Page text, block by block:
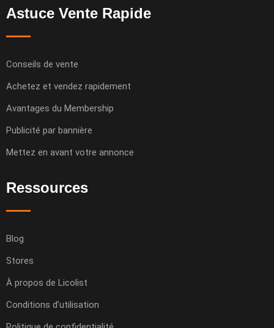
Astuce Vente Rapide
Conseils de vente
Achetez et vendez rapidement
Avantages du Membership
Publicité par bannière
Mettez en avant votre annonce
Ressources
Blog
Stores
À propos de Licolist
Conditions d’utilisation